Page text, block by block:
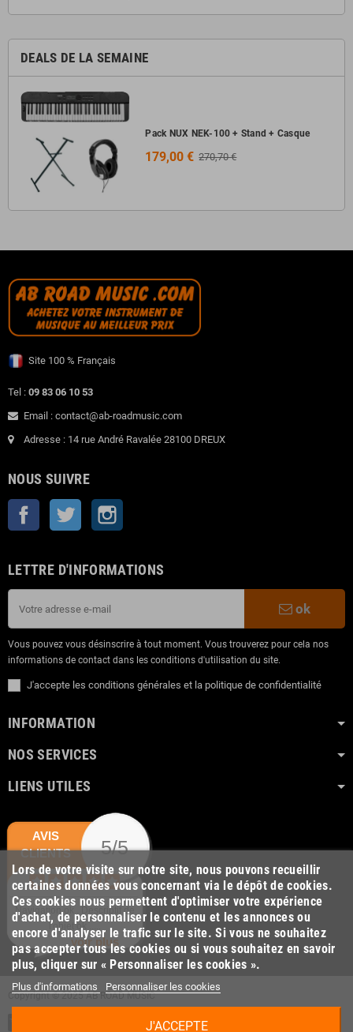
DEALS DE LA SEMAINE
Pack NUX NEK-100 + Stand + Casque
179,00 € 270,70 €
Site 100 % Français
Tel : 09 83 06 10 53
Email : contact@ab-roadmusic.com
Adresse : 14 rue André Ravalée 28100 DREUX
NOUS SUIVRE
Facebook Twitter
LETTRE D'INFORMATIONS
ok
Vous pouvez vous désinscrire à tout moment. Vous trouverez pour cela nos
informations de contact dans les conditions d'utilisation du site.
J'accepte les conditions générales et la politique de confidentialité
INFORMATION
NOS SERVICES
LIENS UTILES
Lors de votre visite sur notre site, nous pouvons recueillir
certaines données vous concernant via le dépôt de cookies.
Ces cookies nous permettent d'optimiser votre expérience
d'achat, de personnaliser le contenu et les annonces ou
encore d'analyser le trafic sur le site. Si vous ne souhaitez
pas accepter tous les cookies ou si vous souhaitez en savoir
plus, cliquer sur « Personnaliser les cookies ».
Plus d'informations Personnaliser les cookies
J'ACCEPTE
AVIS
CLIENTS
5/5
Navigation ok . Descriptif de
l'objet ok .....
voir plus
Copyright © 2025 AB ROAD MUSIC